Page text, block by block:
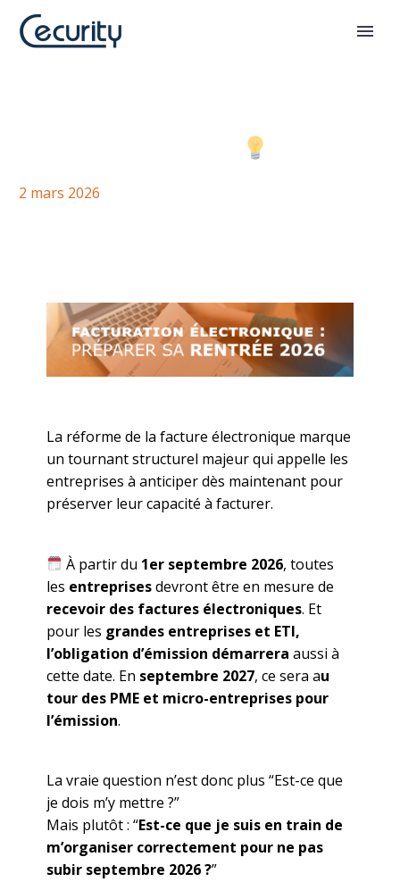
La réforme de la facture
2 mars 2026
La réforme de la facture électronique marque
un tournant structurel majeur qui appelle les
entreprises à anticiper dès maintenant pour
préserver leur capacité à facturer.
À partir du 1er septembre 2026, toutes
les entreprisesdevront être en mesure de
recevoir des factures électroniques. Et
pour les grandes entreprises et ETI,
l’obligation d’émission démarrera aussi à
cette date. En septembre 2027, ce sera au
tour des PME et micro-entreprises pour
l’émission.
La vraie question n’est donc plus “Est-ce que
je dois m’y mettre ?”
Mais plutôt : “Est-ce que je suis en train de
m’organiser correctement pour ne pas
subir septembre 2026 ?”